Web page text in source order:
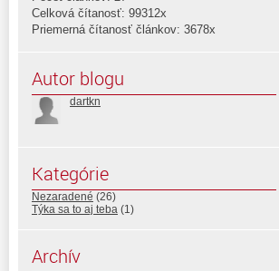
Celková čítanosť: 99312x
Priemerná čítanosť článkov: 3678x
Autor blogu
dartkn
Kategórie
Nezaradené (26)
Týka sa to aj teba (1)
Archív